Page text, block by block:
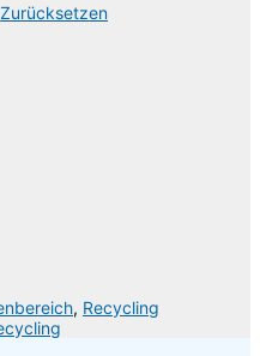
Zurücksetzen
, Recycling